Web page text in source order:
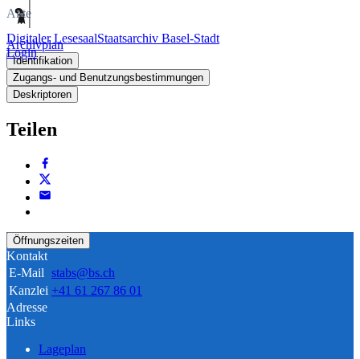
Digitaler LesesaalStaatsarchiv Basel-Stadt
Login
Akte
Archivplan
Identifikation
Zugangs- und Benutzungsbestimmungen
Deskriptoren
Teilen
Öffnungszeiten
Kontakt
E-Mail stabs@bs.ch
Kanzlei +41 61 267 86 01
Adresse
Links
Lageplan